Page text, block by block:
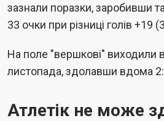
зазнали поразки, заробивши
33 очки при різниці голів +19
На поле "вершкові" виходили
листопада, здолавши вдома
Атлетік не може